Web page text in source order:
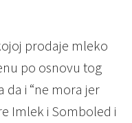
prodaje mleko
po osnovu tog
da i “ne mora jer
Imlek i Somboled i